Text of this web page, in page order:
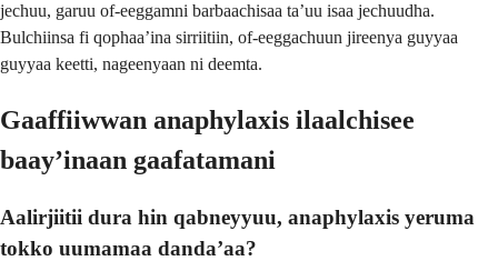
jechuu, garuu of-eeggamni barbaachisaa ta’uu isaa jechuudha.
Bulchiinsa fi qophaa’ina sirriitiin, of-eeggachuun jireenya guyyaa
guyyaa keetti, nageenyaan ni deemta.
Gaaffiiwwan anaphylaxis ilaalchisee
baay’inaan gaafatamani
Aalirjiitii dura hin qabneyyuu, anaphylaxis yeruma
tokko uumamaa danda’aa?